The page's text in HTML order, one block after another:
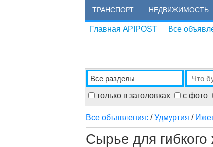
ТРАНСПОРТ НЕДВИЖИМОСТЬ
Главная APIPOST Все
только в заголовках с фото
Все объявления: /Удмуртия /
Сырье для